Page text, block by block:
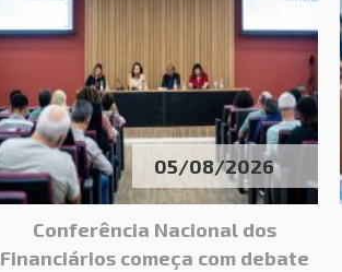
05/08/2026
Conferência Nacional dos
Financiários começa com debate